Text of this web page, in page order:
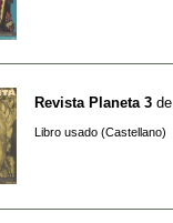
Revista Planeta 3 de
Libro usado (Castellano)